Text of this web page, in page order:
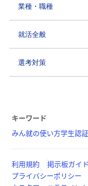
業種・職種
就活全般
選考対策
キーワード
みん就の使い方学生認証
利用規約 掲示板ガイ
プライバシーポリシー